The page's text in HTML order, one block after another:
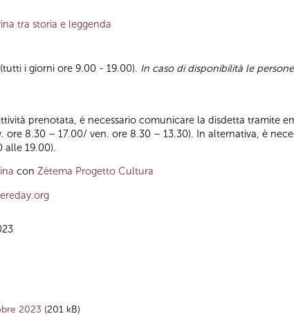
tra storia e leggenda
i giorni ore 9.00 - 19.00). In caso di disponibilità le
prenotata, è necessario comunicare la disdetta tramite
ore 8.30 – 17.00/ ven. ore 8.30 – 13.30). In alternativa, è
19.00).
con Zètema Progetto Cultura
2023 (201 kB)